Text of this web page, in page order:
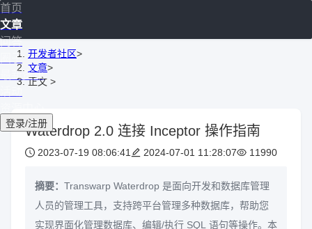
首页
文章
问答
圈子
最新资讯
登录/注册
开发者社区>
文章>
正文 >
Waterdrop 2.0 连接 Inceptor 操作指南
2023-07-19 08:06:41 2024-07-01 11:28:07 11990
摘要： Transwarp Waterdrop 是面向开发和数据库管理
人员的管理工具，支持跨平台管理多种数据库，帮助您
实现界面化管理数据库、编辑/执行 SQL 语句等操作。本